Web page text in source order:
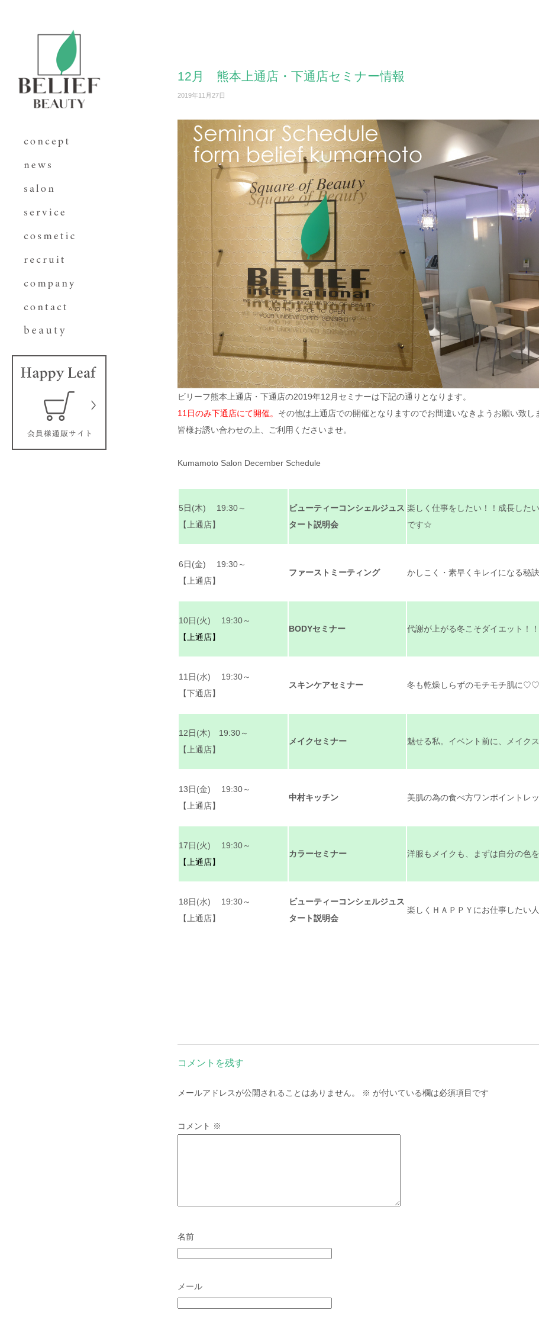
12月 熊本上通店・下通店セミナー情報
2019年11月27日
ビリーフ熊本上通店・下通店の2019年12月セミナーは下記の通りとなります。
11日のみ下通店にて開催。 その他は上通店での開催となりますのでお間違いなきようお願い致し
皆様お誘い合わせの上、ご利用くださいませ。
Kumamoto Salon December Schedule
5日(木) 19:30～
【上通店】
ビューティーコンシェルジュス
タート説明会
楽しく仕事をしたい！！成長した
です☆
6日(金) 19:30～
【上通店】
ファーストミーティング かしこく・素早くキレイになる秘
10日(火) 19:30～
【上通店】
BODYセミナー 代謝が上がる冬こそダイエット！！
11日(水) 19:30～
【下通店】
スキンケアセミナー 冬も乾燥しらずのモチモチ肌に
12日(木) 19:30～
【上通店】
メイクセミナー 魅せる私。イベント前に、メイク
13日(金) 19:30～
【上通店】
中村キッチン 美肌の為の食べ方ワンポイントレ
17日(火) 19:30～
【上通店】
カラーセミナー 洋服もメイクも、まずは自分の色
18日(水) 19:30～
【上通店】
ビューティーコンシェルジュス
タート説明会
楽しくＨＡＰＰＹにお仕事したい
コメントを残す
メールアドレスが公開されることはありません。 ※ が付いている欄は必須項目です
コメント ※
名前
メール